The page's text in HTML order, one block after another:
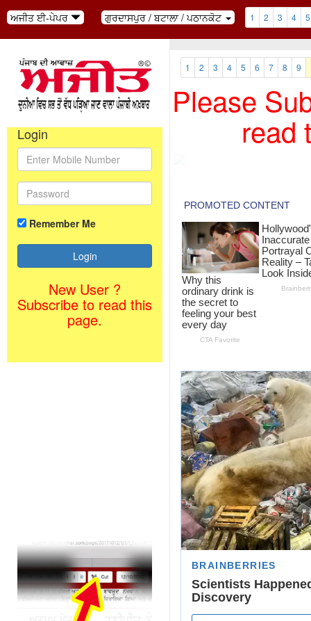
ਅਜੀਤ ਈ-ਪੇਪਰ ਗੁਰਦਾਸਪੁਰ / ਬਟਾਲਾ / ਪਠਾਨਕੋਟ 1 2 3 4 5
Login
Remember Me
New User ?
Subscribe to read this
page.
1 2 3 4 5 6 7 8 9
Please
read